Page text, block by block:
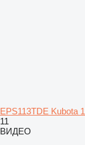
EPS113TDE Kubota
11
ВИДЕО